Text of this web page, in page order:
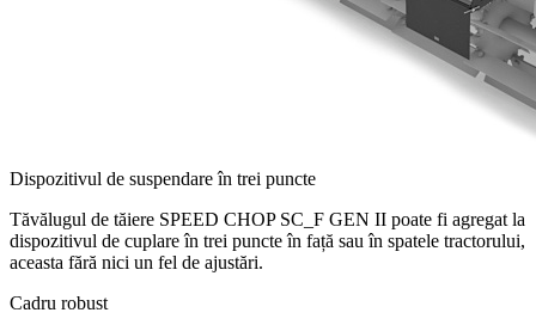
Dispozitivul de suspendare în trei puncte
Tăvălugul de tăiere SPEED CHOP SC_F GEN II poate fi agregat la
dispozitivul de cuplare în trei puncte în față sau în spatele tractorului,
aceasta fără nici un fel de ajustări.
Cadru robust